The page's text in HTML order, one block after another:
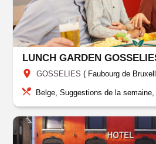
LUNCH GARDEN
GOSSELIES ( Faubourg de
Belge, Suggestions de la